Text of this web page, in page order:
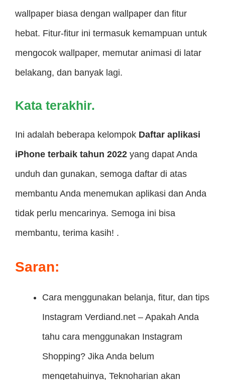
wallpaper biasa dengan wallpaper dan fitur
hebat. Fitur-fitur ini termasuk kemampuan untuk
mengocok wallpaper, memutar animasi di latar
belakang, dan banyak lagi.
Kata terakhir.
Ini adalah beberapa kelompok Daftar aplikasi
iPhone terbaik tahun 2022 yang dapat Anda
unduh dan gunakan, semoga daftar di atas
membantu Anda menemukan aplikasi dan Anda
tidak perlu mencarinya. Semoga ini bisa
membantu, terima kasih! .
Saran:
Cara menggunakan belanja, fitur, dan tips
Instagram Verdiand.net – Apakah Anda
tahu cara menggunakan Instagram
Shopping? Jika Anda belum
mengetahuinya, Teknoharian akan